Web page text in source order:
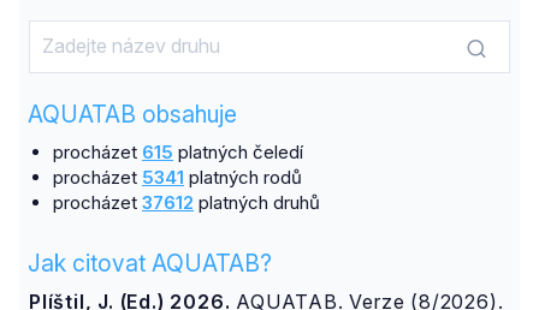
AQUATAB obsahuje
procházet 615 platných čeledí
procházet 5341 platných rodů
procházet 37612 platných druhů
Jak citovat AQUATAB?
Plíštil, J. (Ed.) 2026. AQUATAB. Verze (8/2026).